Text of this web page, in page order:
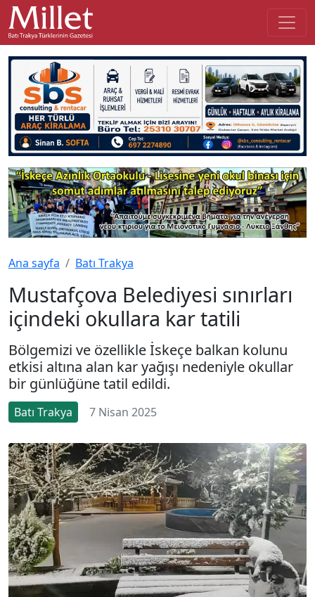
Ana sayfa Batı Trakya
Mustafçova Belediyesi sınırları
içindeki okullara kar tatili
Bölgemizi ve özellikle İskeçe balkan kolunu
etkisi altına alan kar yağışı nedeniyle okullar
bir günlüğüne tatil edildi.
Batı Trakya 7 Nisan 2025